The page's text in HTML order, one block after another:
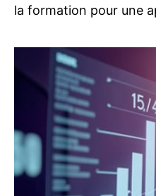
la formation pour une